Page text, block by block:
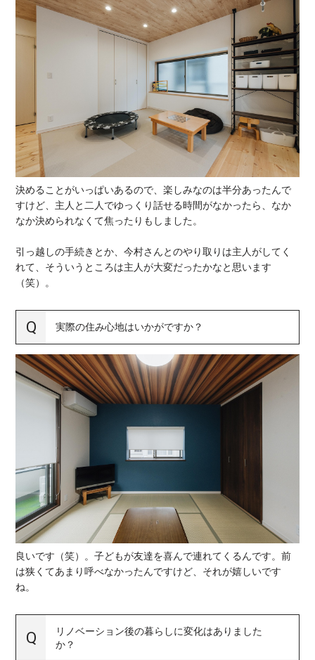
決めることがいっぱいあるので、楽しみなのは半分あったんで
すけど、主人と二人でゆっくり話せる時間がなかったら、なか
なか決められなくて焦ったりもしました。
引っ越しの手続きとか、今村さんとのやり取りは主人がしてく
れて、そういうところは主人が大変だったかなと思います
（笑）。
実際の住み心地はいかがですか？
良いです（笑）。子どもが友達を喜んで連れてくるんです。前
は狭くてあまり呼べなかったんですけど、それが嬉しいです
ね。
リノベーション後の暮らしに変化はありました
か？